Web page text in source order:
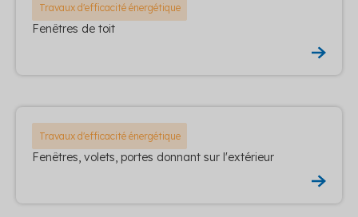
Travaux d'efficacité énergétique
Fenêtres de toit
Travaux d'efficacité énergétique
Fenêtres, volets, portes donnant sur l'extérieur